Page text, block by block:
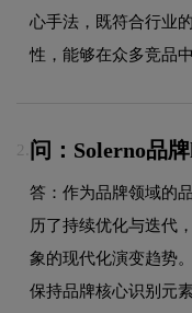
心手法，既符合行业
性，能够在众多竞品
2. 问：Solerno品
答：作为品牌领域的
历了持续优化与迭代
象的现代化演变趋势
保持品牌核心识别元